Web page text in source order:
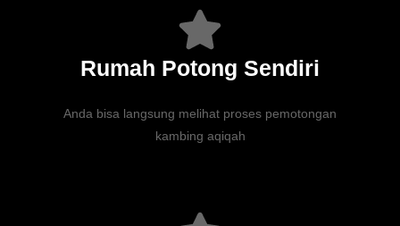
Rumah Potong Sendiri
Anda bisa langsung melihat proses pemotongan
kambing aqiqah